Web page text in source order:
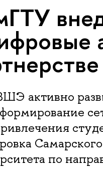
активно
по